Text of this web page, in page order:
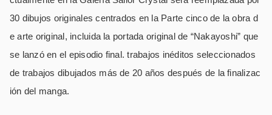
30 dibujos originales centrados en la Parte cinco de la obra d
e arte original, incluida la portada original de “Nakayoshi” que
se lanzó en el episodio final. trabajos inéditos seleccionados
de trabajos dibujados más de 20 años después de la finalizac
ión del manga.